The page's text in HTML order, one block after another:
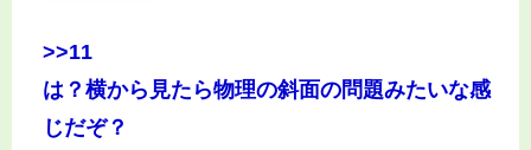
>>11
は？横から見たら物理の斜面の問題みたいな感
じだぞ？